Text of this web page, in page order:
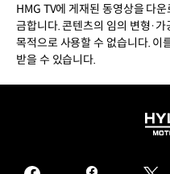
HMG TV에 게재된 동영상을 다
금합니다. 콘텐츠의 임의 변형·
목적으로 사용할 수 없습니다. 이
받을 수 있습니다.